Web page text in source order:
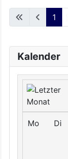
Kalender
Mo Di
1